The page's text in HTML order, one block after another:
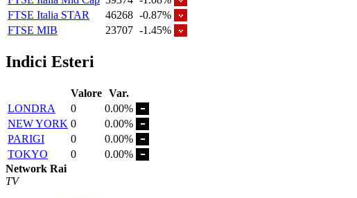
FTSE Italia STAR
46268 -0.87%
FTSE MIB
23707 -1.45%
Indici Esteri
Valore Var.
LONDRA
0
0.00%
NEW YORK 0
0.00%
PARIGI
0
0.00%
TOKYO
0
0.00%
Network Rai
TV